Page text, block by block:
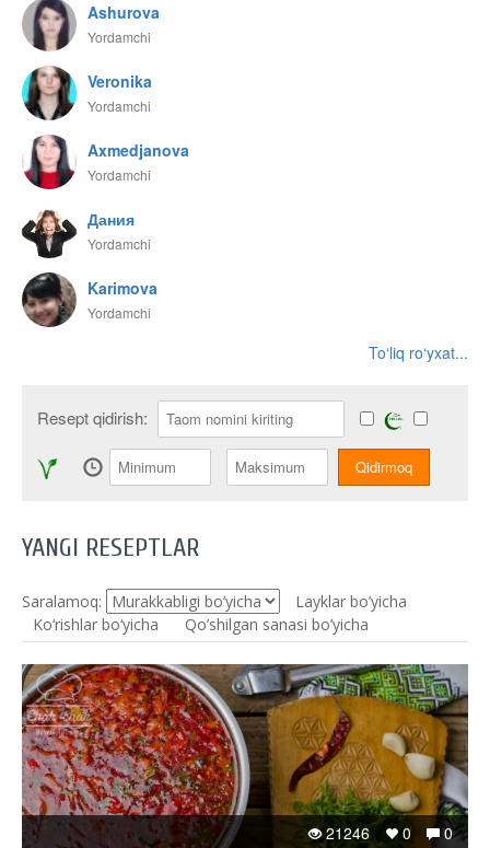
Ashurova
Yordamchi
Veronika
Yordamchi
Axmedjanova
Yordamchi
Дания
Yordamchi
Karimova
Yordamchi
To‘liq ro‘yxat...
Resept qidirish:
YANGI RESEPTLAR
Saralamoq:
Layklar bo’yicha
Ko‘rishlar bo‘yicha
Qo’shilgan sanasi bo’yicha
0
0
21246